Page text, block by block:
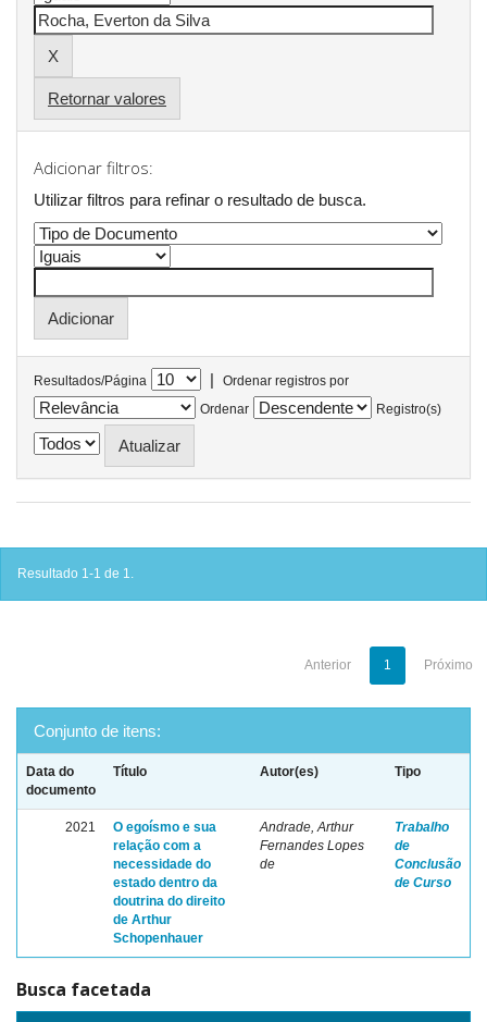
Retornar valores
Adicionar filtros:
Utilizar filtros para refinar o resultado de busca.
Resultados/Página |
Ordenar registros por
Ordenar
Registro(s)
Resultado 1-1 de 1.
Anterior 1 Próximo
Conjunto de itens:
Data do
documento
Título Autor(es) Tipo
2021
O egoísmo e sua
relação com a
necessidade do
estado dentro da
doutrina do direito
de Arthur
Schopenhauer
Andrade, Arthur
Fernandes Lopes
de
Trabalho
de
Conclusão
de Curso
Busca facetada